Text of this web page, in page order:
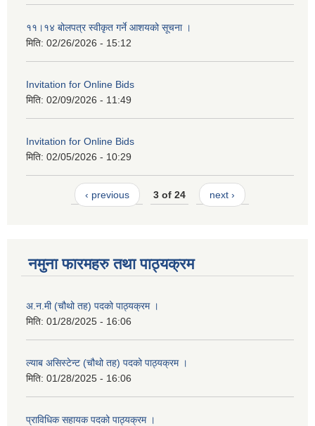
११।१४ बोलपत्र स्वीकृत गर्ने आशयको सूचना ।
मिति: 02/26/2026 - 15:12
Invitation for Online Bids
मिति: 02/09/2026 - 11:49
Invitation for Online Bids
मिति: 02/05/2026 - 10:29
‹ previous 3 of 24 next ›
नमुना फारमहरु तथा पाठ्यक्रम
अ.न.मी (चौथो तह) पदको पाठ्यक्रम ।
मिति: 01/28/2025 - 16:06
ल्याब असिस्टेन्ट (चौथो तह) पदको पाठ्यक्रम ।
मिति: 01/28/2025 - 16:06
प्राविधिक सहायक पदको पाठ्यक्रम ।